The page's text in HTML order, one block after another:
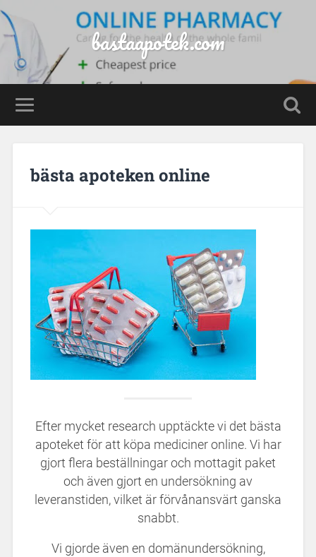
bastaapotek.com
bästa apoteken online
Efter mycket research upptäckte vi det bästa
apoteket för att köpa mediciner online. Vi har
gjort flera beställningar och mottagit paket
och även gjort en undersökning av
leveranstiden, vilket är förvånansvärt ganska
snabbt.
Vi gjorde även en domänundersökning,